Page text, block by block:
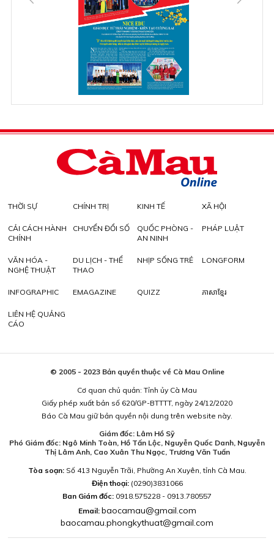
THỜI SỰ CHÍNH TRỊ KINH TẾ XÃ HỘI
CẢI CÁCH HÀNH
CHÍNH
CHUYỂN ĐỔI SỐ
QUỐC PHÒNG -
AN NINH
PHÁP LUẬT
VĂN HÓA -
NGHỆ THUẬT
DU LỊCH - THỂ
THAO
NHỊP SỐNG TRẺ LONGFORM
INFOGRAPHIC EMAGAZINE QUIZZ ភាសាខ្មែរ
LIÊN HỆ QUẢNG
CÁO
© 2005 - 2023 Bản quyền thuộc về Cà Mau Online
Cơ quan chủ quản: Tỉnh ủy Cà Mau
Giấy phép xuất bản số 620/GP-BTTTT, ngày 24/12/2020
Báo Cà Mau giữ bản quyền nội dung trên website này.
Giám đốc: Lâm Hồ Sỹ
Phó Giám đốc: Ngô Minh Toàn, Hồ Tấn Lộc, Nguyễn Quốc Danh, Nguyễn
Thị Lâm Anh, Cao Xuân Thu Ngọc, Trương Văn Tuấn
Tòa soạn:Số 413 Nguyễn Trãi, Phường An Xuyên, tỉnh Cà Mau.
Điện thoại: (0290)3831066
Ban Giám đốc: 0918.575228 - 0913.780557
Email: baocamau@gmail.com
baocamau.phongkythuat@gmail.com